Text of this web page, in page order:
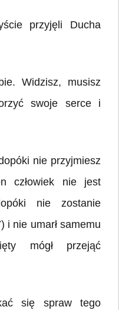
przyjęli Ducha
Widzisz, musisz
swoje serce i
nie przyjmiesz
człowiek nie jest
nie zostanie
i nie umarł samemu
mógł przejąć
się spraw tego